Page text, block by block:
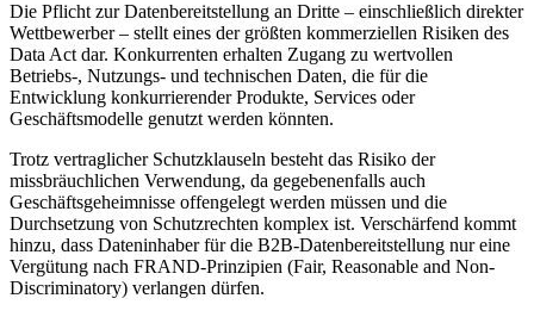
Die Pflicht zur Datenbereitstellung an Dritte – einschließlich direkter
Wettbewerber – stellt eines der größten kommerziellen Risiken des
Data Act dar. Konkurrenten erhalten Zugang zu wertvollen
Betriebs-, Nutzungs- und technischen Daten, die für die
Entwicklung konkurrierender Produkte, Services oder
Geschäftsmodelle genutzt werden könnten.
Trotz vertraglicher Schutzklauseln besteht das Risiko der
missbräuchlichen Verwendung, da gegebenenfalls auch
Geschäftsgeheimnisse offengelegt werden müssen und die
Durchsetzung von Schutzrechten komplex ist. Verschärfend kommt
hinzu, dass Dateninhaber für die B2B-Datenbereitstellung nur eine
Vergütung nach FRAND-Prinzipien (Fair, Reasonable and Non-
Discriminatory) verlangen dürfen.